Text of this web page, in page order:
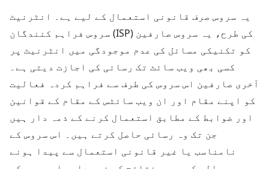
یہ سروس صرف قانونی استعمال کے لیے ہے۔ انٹرنیٹ
سروس فراہم کنندگان (ISP) کی طرح، یہ سروس صارفین
کو تکنیکی مسائل کی عدم موجودگی میں انٹرنیٹ پر
کسی بھی ویب سائٹ تک رسائی کی اجازت دیتی ہے۔
آخری صارفین اس سروس کی طرف سے فراہم کردہ فعالیت
کو اپنے مقام اور ان ویب سائٹس کے مقام کے قوانین
اور ضوابط کے مطابق استعمال کرنے کے ذمہ دار ہیں
جن تک وہ رسائی حاصل کرتے ہیں۔ اس سروس کے
نامناسب یا غیر قانونی استعمال سے پیدا ہونے